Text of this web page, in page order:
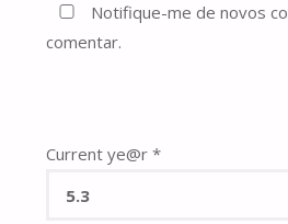
Notifique-me de novos
comentar.
Current ye@r *